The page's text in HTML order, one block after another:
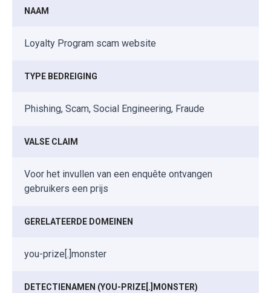
NAAM
Loyalty Program scam website
TYPE BEDREIGING
Phishing, Scam, Social Engineering, Fraude
VALSE CLAIM
Voor het invullen van een enquête ontvangen
gebruikers een prijs
GERELATEERDE DOMEINEN
you-prize[.]monster
DETECTIENAMEN (YOU-PRIZE[.]MONSTER)